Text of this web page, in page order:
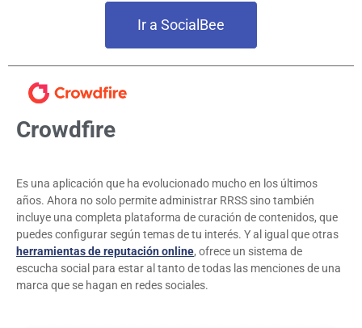
Ir a SocialBee
Crowdfire
Es una aplicación que ha evolucionado mucho en los últimos
años. Ahora no solo permite administrar RRSS sino también
incluye una completa plataforma de curación de contenidos, que
puedes configurar según temas de tu interés. Y al igual que otras
herramientas de reputación online, ofrece un sistema de
escucha social para estar al tanto de todas las menciones de una
marca que se hagan en redes sociales.